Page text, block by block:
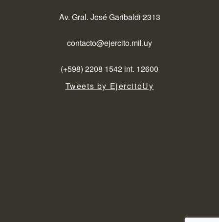
Av. Gral. José Garibaldi 2313
contacto@ejercito.mil.uy
(+598) 2208 1542 int. 12600
Tweets by EjercitoUy